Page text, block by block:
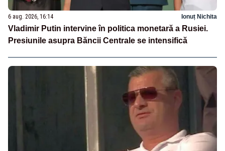
6 aug. 2026, 16:14 Ionuț Nichita
Vladimir Putin intervine în politica monetară a Rusiei.
Presiunile asupra Băncii Centrale se intensifică